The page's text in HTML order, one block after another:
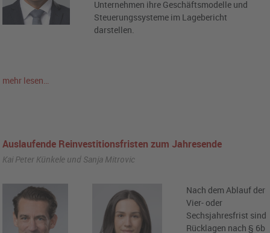
Unternehmen ihre Geschäftsmodelle und
Steuerungssysteme im Lagebericht
darstellen.
mehr lesen…
Auslaufende Reinvestitionsfristen zum Jahresende
Kai Peter Künkele und Sanja Mitrovic
Nach dem Ablauf der
Vier- oder
Sechsjahresfrist sind
Rücklagen nach § 6b